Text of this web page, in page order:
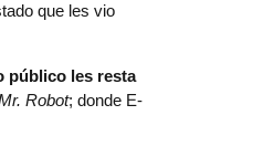
que les vio
público les resta
Robot; donde E-